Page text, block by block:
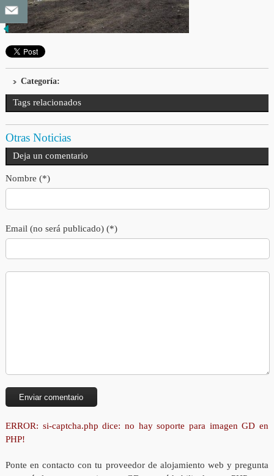
Categoría:
Tags relacionados
Otras Noticias
Deja un comentario
Nombre (*)
Email (no será publicado) (*)
ERROR: si-captcha.php dice: no hay soporte para imagen GD en
PHP!
Ponte en contacto con tu proveedor de alojamiento web y pregunta